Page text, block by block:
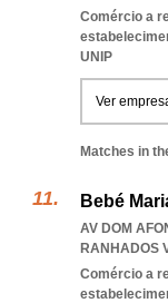
Comércio a
UNIP
Ver
Matches in
Bebé
AV DOM
RANHADOS
Comércio a